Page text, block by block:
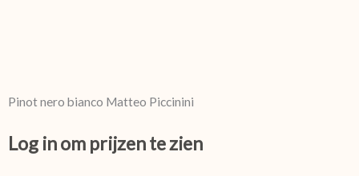
Pinot nero bianco Matteo Piccinini
Log in om prijzen te zien